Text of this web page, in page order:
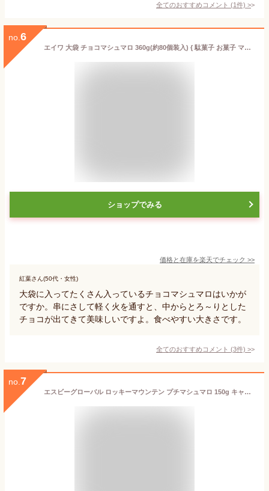
全てのおすすめコメント (1件) >
no. 6
エイワ 大袋 チョコマシュマロ 360g(約80個装入) { 駄菓子 お菓子 マシュマロ チョコ 徳用 業務用 }{ おかし おやつ 景品 お祭り 縁日 問屋 子供 子供会 自治会 詰め合わせ 大量 まとめ買い 保育園 幼稚園 パーティー イベント 配布 }[25K02]
ショップでみる
価格と在庫を楽天でチェック >>
紅葉さん(50代・女性)
大袋に入ってたくさん入っているチョコマシュマロはいかが
ですか。串にさして軽く火を通すと、中からとろ～りとした
チョコが出てきて美味しいですよ。食べやすい大きさです。
全てのおすすめコメント (3件) >
no. 7
エスビーグローバル ロッキーマウンテン プチマシュマロ 150g キャンプ バーベキュー メガマシュマロ BBQ デザート プレゼント パーティ 大喜び プチギフト イベント 景品 縁日 おすすめ 甘い ASMR